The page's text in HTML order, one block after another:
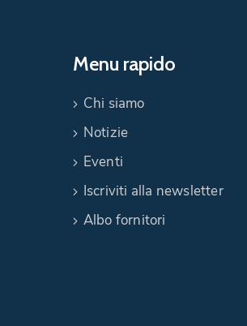
Menu rapido
Chi siamo
Notizie
Eventi
Iscriviti alla newsletter
Albo fornitori